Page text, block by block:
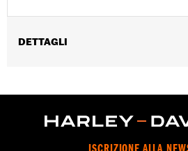
DETTAGLI
UDM lunghezza materiale: Pollici